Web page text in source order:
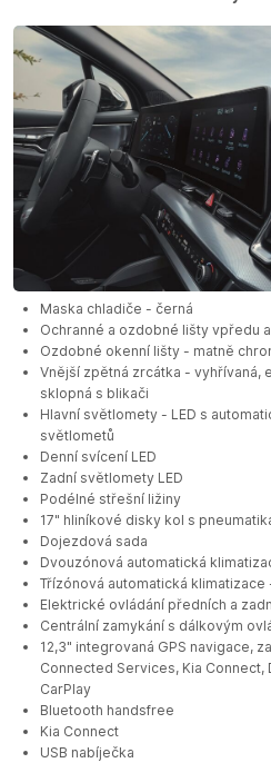
Maska chladiče - černá
Ochranné a ozdobné lišty vpředu
Ozdobné okenní lišty - matně
Vnější zpětná zrcátka - vyhřívaná,
sklopná s blikači
Hlavní světlomety - LED s
světlometů
Denní svícení LED
Zadní světlomety LED
Podélné střešní ližiny
17" hliníkové disky kol s
Dojezdová sada
Dvouzónová automatická
Třízónová automatická klimatizace
Elektrické ovládání předních a
Centrální zamykání s dálkovým
12,3" integrovaná GPS navigace,
Connected Services, Kia Connect,
CarPlay
Bluetooth handsfree
Kia Connect
USB nabíječka